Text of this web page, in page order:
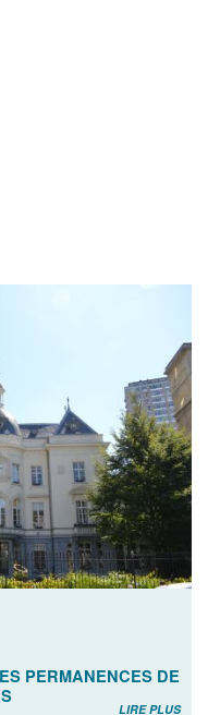
PERMANENCES DE
LIRE PLUS